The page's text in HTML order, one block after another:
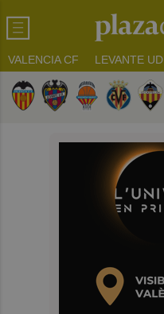
VALENCIA CF LEVANTE UD